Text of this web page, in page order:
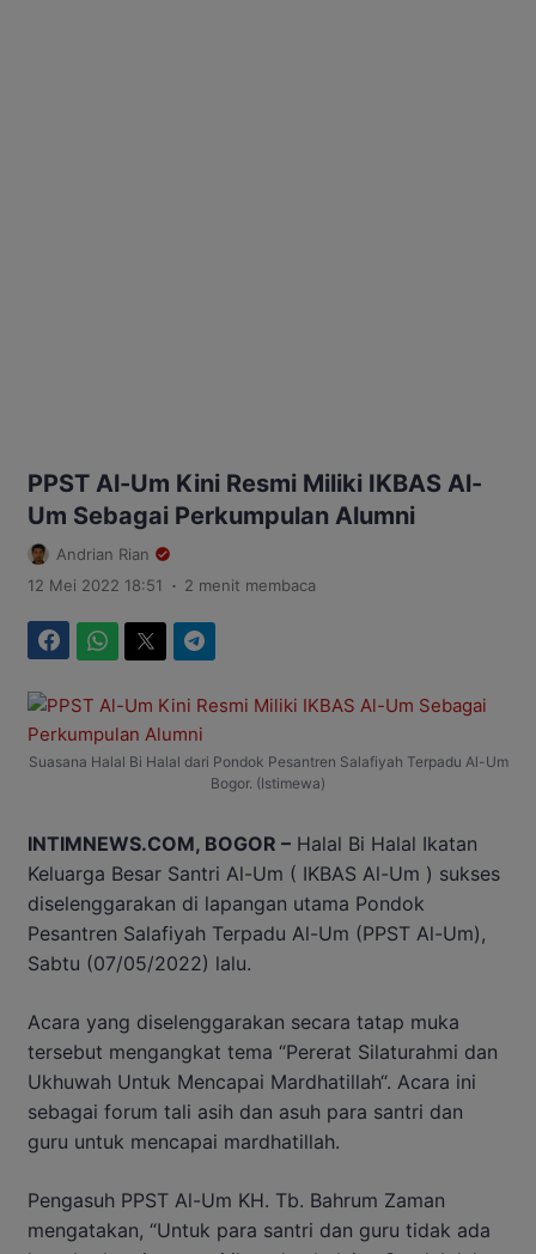
PPST Al-Um Kini Resmi Miliki IKBAS Al-
Um Sebagai Perkumpulan Alumni
Andrian Rian
12 Mei 2022 18:51
. 2 menit membaca
Suasana Halal Bi Halal dari Pondok Pesantren Salafiyah Terpadu Al-Um
Bogor. (Istimewa)
INTIMNEWS.COM, BOGOR – Halal Bi Halal Ikatan
Keluarga Besar Santri Al-Um ( IKBAS Al-Um ) sukses
diselenggarakan di lapangan utama Pondok
Pesantren Salafiyah Terpadu Al-Um (PPST Al-Um),
Sabtu (07/05/2022) lalu.
Acara yang diselenggarakan secara tatap muka
tersebut mengangkat tema “Pererat Silaturahmi dan
Ukhuwah Untuk Mencapai Mardhatillah“. Acara ini
sebagai forum tali asih dan asuh para santri dan
guru untuk mencapai mardhatillah.
Pengasuh PPST Al-Um KH. Tb. Bahrum Zaman
mengatakan, “Untuk para santri dan guru tidak ada